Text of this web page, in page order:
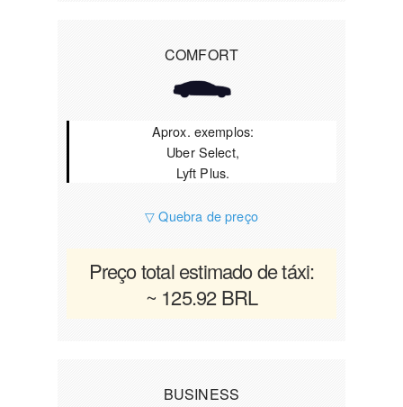
COMFORT
Aprox. exemplos:
Uber Select,
Lyft Plus.
▽ Quebra de preço
Preço total estimado de táxi:
~ 125.92 BRL
BUSINESS